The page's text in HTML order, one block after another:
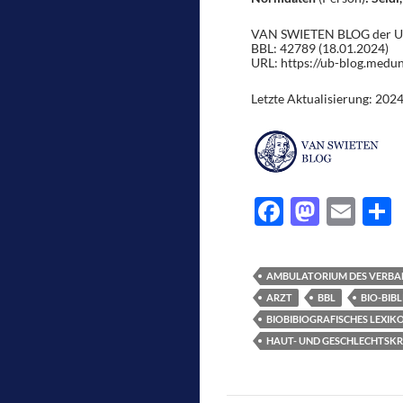
VAN SWIETEN BLOG
BBL: 42789 (18.01.2024)
URL: https://ub-
Letzte Aktualisierung:
F
e
b
o
o
M
to
d
o
n
E
ail
T
AMBULATORIUM DES
ARZT
BBL BIO-
BIOBIBIOGRAFISCHES
HAUT- UND